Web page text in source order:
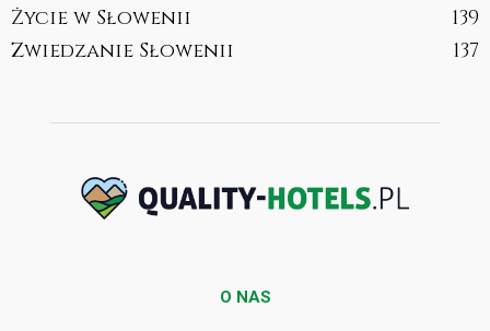
Życie w Słowenii
139
Zwiedzanie Słowenii
137
O NAS